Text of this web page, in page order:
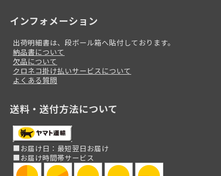
インフォメーション
出荷明細書は、段ボール箱へ貼付しております。
納品書について
欠品について
クロネコ掛け払いサービスについて
よくある質問
送料・送付方法について
■お届け日：最短翌日お届け
■お届け時間帯サービス